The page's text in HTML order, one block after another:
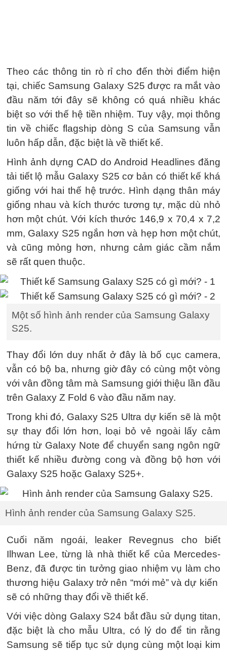
Theo các thông tin rò rỉ cho đến thời điểm hiện
tại, chiếc Samsung Galaxy S25 được ra mắt vào
đầu năm tới đây sẽ không có quá nhiều khác
biệt so với thế hệ tiền nhiệm. Tuy vậy, mọi thông
tin về chiếc flagship dòng S của Samsung vẫn
luôn hấp dẫn, đặc biệt là về thiết kế.
Hình ảnh dựng CAD do Android Headlines đăng
tải tiết lộ mẫu Galaxy S25 cơ bản có thiết kế khá
giống với hai thế hệ trước. Hình dạng thân máy
giống nhau và kích thước tương tự, mặc dù nhỏ
hơn một chút. Với kích thước 146,9 x 70,4 x 7,2
mm, Galaxy S25 ngắn hơn và hẹp hơn một chút,
và cũng mỏng hơn, nhưng cảm giác cầm nắm
sẽ rất quen thuộc.
Một số hình ảnh render của Samsung Galaxy
S25.
Thay đổi lớn duy nhất ở đây là bố cục camera,
vẫn có bộ ba, nhưng giờ đây có cùng một vòng
với vân đồng tâm mà Samsung giới thiệu lần đầu
trên Galaxy Z Fold 6 vào đầu năm nay.
Trong khi đó, Galaxy S25 Ultra dự kiến ​​sẽ là một
sự thay đổi lớn hơn, loại bỏ vẻ ngoài lấy cảm
hứng từ Galaxy Note để chuyển sang ngôn ngữ
thiết kế nhiều đường cong và đồng bộ hơn với
Galaxy S25 hoặc Galaxy S25+.
Hình ảnh render của Samsung Galaxy S25.
Cuối năm ngoái, leaker Revegnus cho biết
Ilhwan Lee, từng là nhà thiết kế của Mercedes-
Benz, đã được tin tưởng giao nhiệm vụ làm cho
thương hiệu Galaxy trở nên “mới mẻ” và dự kiến ​​
sẽ có những thay đổi về thiết kế.
Với việc dòng Galaxy S24 bắt đầu sử dụng titan,
đặc biệt là cho mẫu Ultra, có lý do để tin rằng
Samsung sẽ tiếp tục sử dụng cùng một loại kim